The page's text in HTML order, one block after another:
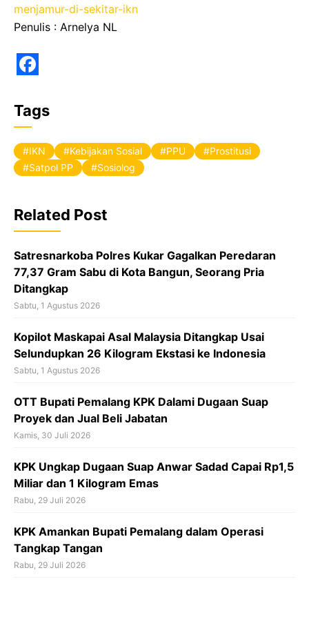
menjamur-di-sekitar-ikn
Penulis : Arnelya NL
a
c
e
b
o
k
Tags
IKN Kebijakan Sosial PPU
Prostitusi
Satpol PP
Sosiolog
Related Post
Satresnarkoba Polres Kukar Gagalkan Peredaran
77,37 Gram Sabu di Kota Bangun, Seorang Pria
Ditangkap
Sabtu, 1 Agustus 2026
Kopilot Maskapai Asal Malaysia Ditangkap Usai
Selundupkan 26 Kilogram Ekstasi ke Indonesia
Sabtu, 1 Agustus 2026
OTT Bupati Pemalang KPK Dalami Dugaan Suap
Proyek dan Jual Beli Jabatan
Kamis, 30 Juli 2026
KPK Ungkap Dugaan Suap Anwar Sadad Capai Rp1,5
Miliar dan 1 Kilogram Emas
Rabu, 29 Juli 2026
KPK Amankan Bupati Pemalang dalam Operasi
Tangkap Tangan
Rabu, 29 Juli 2026